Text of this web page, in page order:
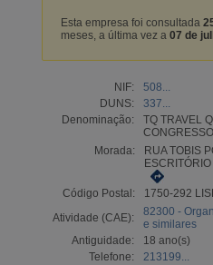
Esta empresa foi consultada
meses, a última vez a 07 de
NIF:
508...
DUNS:
337...
Denominação:
TQ TRAVEL
Morada:
RUA TOBIS
ESCRITÓRIO
Código Postal:
1750-292
Atividade (CAE):
82300 -
e similares
Antiguidade:
18 ano(s)
Telefone:
213199...